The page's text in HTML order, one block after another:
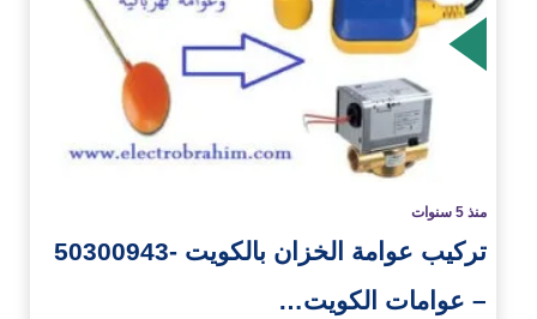
منذ 5 سنوات
تركيب عوامة الخزان بالكويت -50300943
– عوامات الكويت…